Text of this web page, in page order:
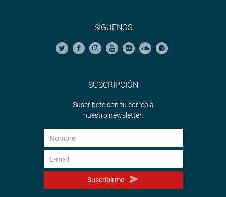
SÍGUENOS
SUSCRIPCIÓN
Suscríbete con tu correo a
nuestro newsletter.
Suscribirme